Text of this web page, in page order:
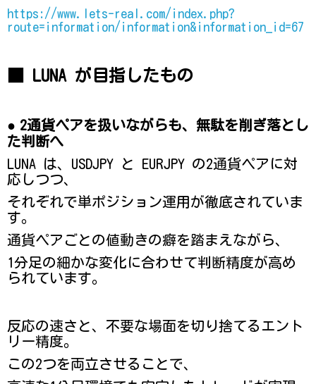
https://www.lets-real.com/index.php?
route=information/information&information_id=67
■ LUNA が目指したもの
● 2通貨ペアを扱いながらも、無駄を削ぎ落とし
た判断へ
LUNA は、USDJPY と EURJPY の2通貨ペアに対
応しつつ、
それぞれで単ポジション運用が徹底されていま
す。
通貨ペアごとの値動きの癖を踏まえながら、
1分足の細かな変化に合わせて判断精度が高め
られています。
反応の速さと、不要な場面を切り捨てるエント
リー精度。
この2つを両立させることで、